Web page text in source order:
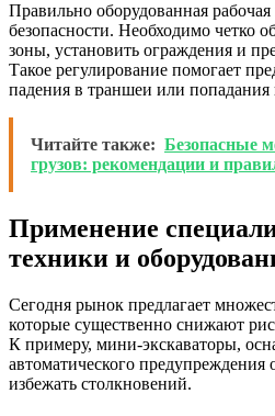
Правильно оборудованная
безопасности. Необходимо четко
зоны, установить ограждения и
Такое регулирование помогает
падения в траншеи или попадания
Читайте также: Безопасные
грузов: рекомендации и
Применение
техники и
Сегодня рынок предлагает
которые существенно снижают
К примеру, мини-экскаваторы,
автоматического предупреждения
избежать столкновений.